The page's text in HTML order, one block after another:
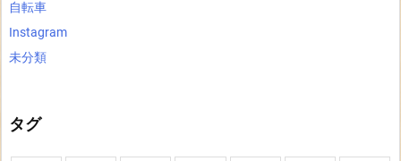
自転車
Instagram
未分類
タグ